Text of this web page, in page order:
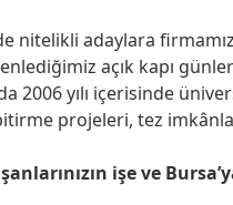
nitelikli adaylara
açık kapı
2006 yılı içerisinde
projeleri, tez
işe ve